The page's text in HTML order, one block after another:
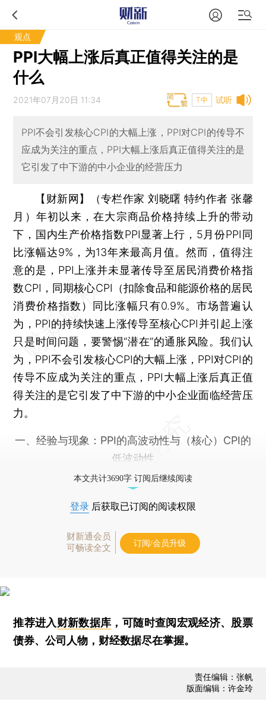
观点
PPI大幅上涨后真正值得关注的是
什么
试听
2021年07月20日 11:34 T中
PPI不会引发核心CPI的大幅上涨，PPI对CPI的传导不
应成为关注的重点，PPI大幅上涨后真正值得关注的是
它引发了中下游的中小企业的经营压力
【财新网】（专栏作家 刘晓曙 特约作者 张馨
月） 年初以来，在大宗商品价格持续上升的带动
下，国内生产价格指数PPI显著上行，5月份PPI同
比涨幅达9%，为13年来最高月值。然而，值得注
意的是，PPI上涨并未显著传导至居民消费价格指
数CPI，同期核心CPI（扣除食品和能源价格的居民
消费价格指数）同比涨幅只有0.9%。市场普遍认
为，PPI的持续快速上涨传导至核心CPI并引起上涨
只是时间问题，要警惕“潜在”的通胀风险。我们认
为，PPI不会引发核心CPI的大幅上涨，PPI对CPI的
传导不应成为关注的重点，PPI大幅上涨后真正值
得关注的是它引发了中下游的中小企业面临经营压
力。
一、经验与现象：PPI的高波动性与（核心）CPI的
低波动性
本文共计3690字 订阅后继续阅读
登录 后获取已订阅的阅读权限
财新通会员
可畅读全文
订阅/会员升级
推荐进入财新数据库 ，可随时查阅宏观经济、股票
债券、公司人物，财经数据尽在掌握。
责任编辑：张帆
版面编辑：许金玲